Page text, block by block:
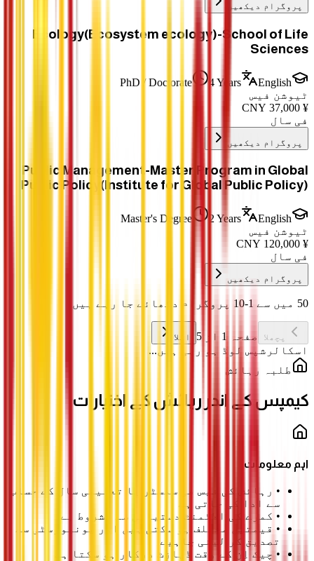
پروگرام دیکھیں
Ecology(Ecosystem ecology)-School of Life
Sciences
PhD / Doctorate 4 Years
English
ٹیوشن فیس
¥
37,000
فی سال
پروگرام دیکھیں
Public Management-Master Program in Global
Public Policy(Institute for Global Public Policy)
Master's Degree 2 Years
English
ٹیوشن فیس
¥
120,000
فی سال
پروگرام دیکھیں
50 میں سے 1-10 پروگرام دکھائے جا رہے ہیں
پچھلا صفحہ 1 از 5 اگلا
اسکالرشپس لوڈ ہو رہی ہیں...
طلبہ رہائش
کیمپس کے اندر رہائش کے اختیارات
اہم معلومات
• رہائش کی فیس فی سمسٹر یا تعلیمی سال کے حساب
سے ادا کی جاتی ہے
• کمرے کی الاٹمنٹ دستیابی سے مشروط ہے
• قیمتیں مختلف ہو سکتی ہیں اور یونیورسٹی سے
تصدیق کر لینی چاہیے
• چیک اِن کے وقت ڈپازٹ درکار ہو سکتا ہے